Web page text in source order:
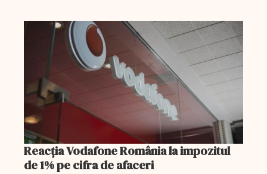
Reacția Vodafone România la impozitul
de 1% pe cifra de afaceri